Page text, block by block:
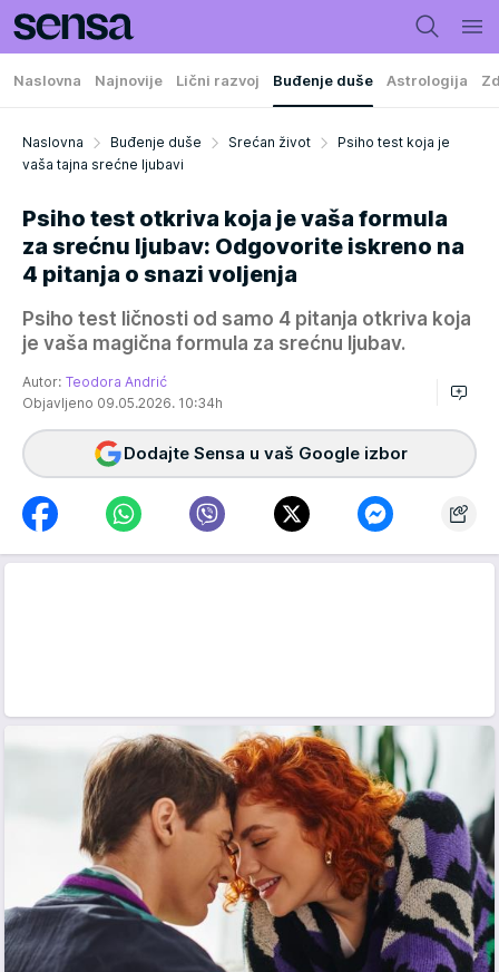
Naslovna Najnovije Lični razvoj Buđenje duše Astrologija
Naslovna Buđenje duše Srećan život
Psiho test koja je
vaša tajna srećne ljubavi
Psiho test otkriva koja je vaša formula
za srećnu ljubav: Odgovorite iskreno na
4 pitanja o snazi voljenja
Psiho test ličnosti od samo 4 pitanja otkriva koja
je vaša magična formula za srećnu ljubav.
Autor: Teodora Andrić
Objavljeno 09.05.2026. 10:34h
Dodajte Sensa u vaš Google izbor